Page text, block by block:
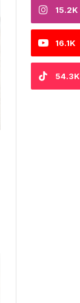
15.2K
16.1K
54.3K